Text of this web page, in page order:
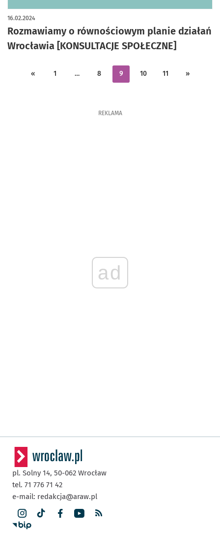
Rozmawiamy o równościowym planie działań
Wrocławia [KONSULTACJE SPOŁECZNE]
16.02.2024
« 1 … 8 9 10 11 »
REKLAMA
ad
pl. Solny 14, 50-062 Wrocław
tel. 71 776 71 42
e-mail: redakcja@araw.pl